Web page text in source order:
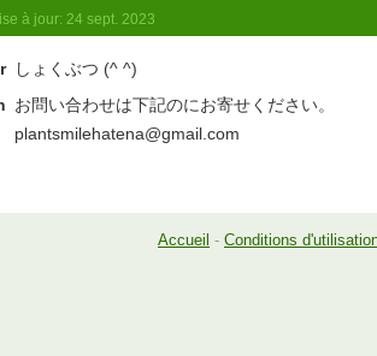
à jour: 24 sept. 2023
しょくぶつ (^ ^)
お問い合わせは下記のにお寄せください。
plantsmilehatena@gmail.com
Accueil - Conditions